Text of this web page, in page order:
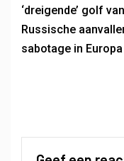
‘dreigende’ golf van
Russische
sabotage in Europa